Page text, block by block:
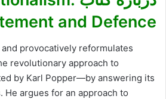
and Defence
provocatively reformulates
revolutionary approach to
by Karl Popper—by answering its
argues for an approach to